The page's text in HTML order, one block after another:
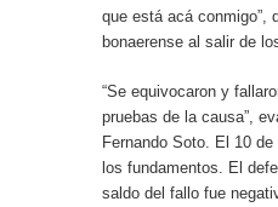
que está acá conmigo”,
bonaerense al salir de
“Se equivocaron y
pruebas de la causa”,
Fernando Soto. El 10
los fundamentos. El
saldo del fallo fue